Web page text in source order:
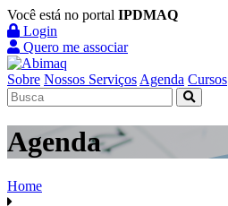
Você está no portal IPDMAQ
Login
Quero me associar
Sobre Nossos Serviços Agenda Cursos
Agenda
Home